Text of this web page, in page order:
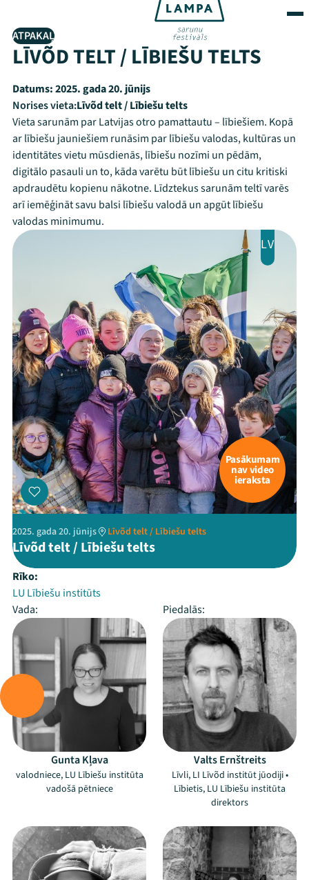
ATPAKAĻ
LĪVÕD TELT / LĪBIEŠU TELTS
Datums:2025. gada 20. jūnijs
Norises vieta:Līvõd telt / Lībiešu telts
Vieta sarunām par Latvijas otro pamattautu – lībiešiem. Kopā
ar lībiešu jauniešiem runāsim par lībiešu valodas, kultūras un
identitātes vietu mūsdienās, lībiešu nozīmi un pēdām,
digitālo pasauli un to, kāda varētu būt lībiešu un citu kritiski
apdraudētu kopienu nākotne. Līdztekus sarunām teltī varēs
arī iemēģināt savu balsi lībiešu valodā un apgūt lībiešu
valodas minimumu.
LV
Pasākumam
nav video
ieraksta
2025. gada 20. jūnijs Līvõd telt / Lībiešu telts
Līvõd telt / Lībiešu telts
Rīko:
LU Lībiešu institūts
Vada:
Piedalās:
Gunta Kļava
valodniece, LU Lībiešu institūta
vadošā pētniece
Valts Ernštreits
Līvli, LI Līvõd institūt jūodiji •
Lībietis, LU Lībiešu institūta
direktors